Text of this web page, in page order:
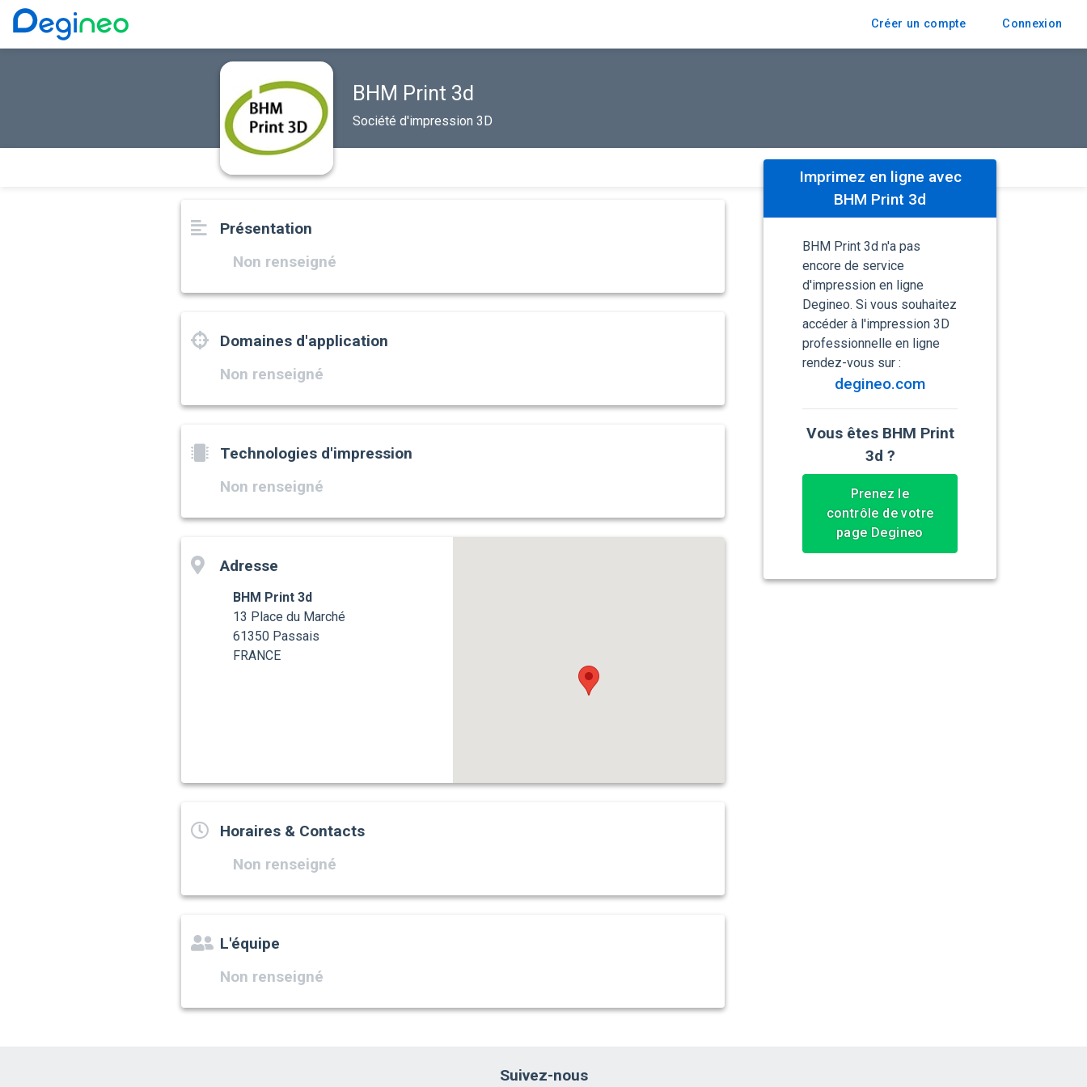
Créer un compte Connexion
BHM Print 3d
Société d'impression 3D
Présentation
Non renseigné
Domaines d'application
Non renseigné
Technologies d'impression
Non renseigné
Adresse
BHM Print 3d
13 Place du Marché
61350 Passais
FRANCE
Horaires & Contacts
Non renseigné
L'équipe
Non renseigné
Imprimez en ligne avec
BHM Print 3d
BHM Print 3d n'a pas
encore de service
d'impression en ligne
Degineo. Si vous souhaitez
accéder à l'impression 3D
professionnelle en ligne
rendez-vous sur :
degineo.com
Vous êtes BHM Print
3d ?
Prenez le
contrôle de votre
page Degineo
Suivez-nous